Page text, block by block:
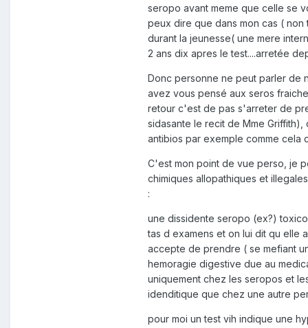
seropo avant meme que celle se
peux dire que dans mon cas (
durant la jeunesse( une mere
2 ans dix apres le test....arretée
Donc personne ne peut parler de
avez vous pensé aux seros
retour c'est de pas s'arreter de
sidasante le recit de Mme
antibios par exemple comme cela
C'est mon point de vue perso, je
chimiques allopathiques et
:
une dissidente seropo (ex?)
tas d examens et on lui dit qu elle
accepte de prendre ( se mefiant
hemoragie digestive due au
uniquement chez les seropos et
idenditique que chez une autre
pour moi un test vih indique une